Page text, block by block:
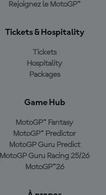
Rejoignez le MotoGP™
Tickets & Hospitality
Tickets
Hospitality
Packages
Game Hub
MotoGP™ Fantasy
MotoGP™ Predictor
MotoGP Guru Predict
MotoGP Guru Racing 25/26
MotoGP™26